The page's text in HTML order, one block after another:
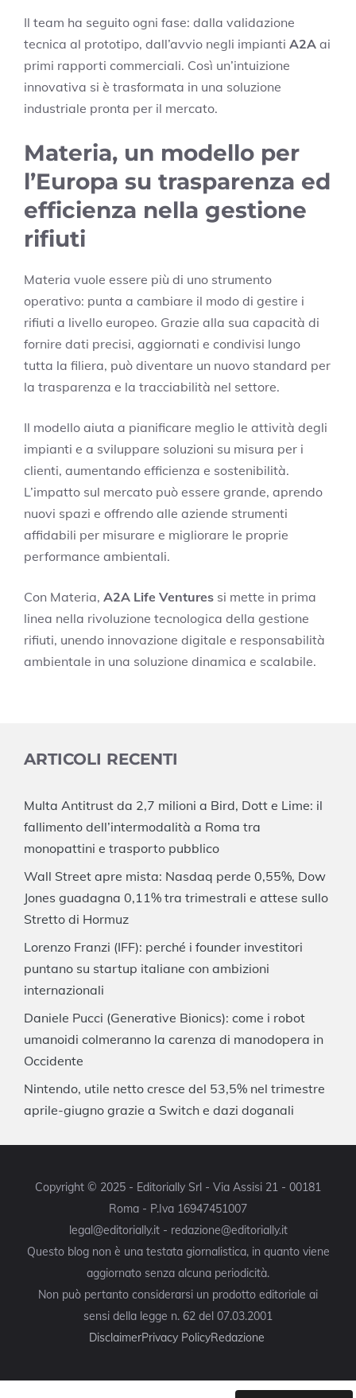
Il team ha seguito ogni fase: dalla validazione
tecnica al prototipo, dall’avvio negli impianti A2A ai
primi rapporti commerciali. Così un’intuizione
innovativa si è trasformata in una soluzione
industriale pronta per il mercato.
Materia, un modello per
l’Europa su trasparenza ed
efficienza nella gestione
rifiuti
Materia vuole essere più di uno strumento
operativo: punta a cambiare il modo di gestire i
rifiuti a livello europeo. Grazie alla sua capacità di
fornire dati precisi, aggiornati e condivisi lungo
tutta la filiera, può diventare un nuovo standard per
la trasparenza e la tracciabilità nel settore.
Il modello aiuta a pianificare meglio le attività degli
impianti e a sviluppare soluzioni su misura per i
clienti, aumentando efficienza e sostenibilità.
L’impatto sul mercato può essere grande, aprendo
nuovi spazi e offrendo alle aziende strumenti
affidabili per misurare e migliorare le proprie
performance ambientali.
Con Materia, A2A Life Ventures si mette in prima
linea nella rivoluzione tecnologica della gestione
rifiuti, unendo innovazione digitale e responsabilità
ambientale in una soluzione dinamica e scalabile.
ARTICOLI RECENTI
Multa Antitrust da 2,7 milioni a Bird, Dott e Lime: il
fallimento dell’intermodalità a Roma tra
monopattini e trasporto pubblico
Wall Street apre mista: Nasdaq perde 0,55%, Dow
Jones guadagna 0,11% tra trimestrali e attese sullo
Stretto di Hormuz
Lorenzo Franzi (IFF): perché i founder investitori
puntano su startup italiane con ambizioni
internazionali
Daniele Pucci (Generative Bionics): come i robot
umanoidi colmeranno la carenza di manodopera in
Occidente
Nintendo, utile netto cresce del 53,5% nel trimestre
aprile-giugno grazie a Switch e dazi doganali
Copyright © 2025 - Editorially Srl - Via Assisi 21 - 00181
Roma - P.Iva 16947451007
legal@editorially.it - redazione@editorially.it
Questo blog non è una testata giornalistica, in quanto viene
aggiornato senza alcuna periodicità.
Non può pertanto considerarsi un prodotto editoriale ai
sensi della legge n. 62 del 07.03.2001
DisclaimerPrivacy PolicyRedazione